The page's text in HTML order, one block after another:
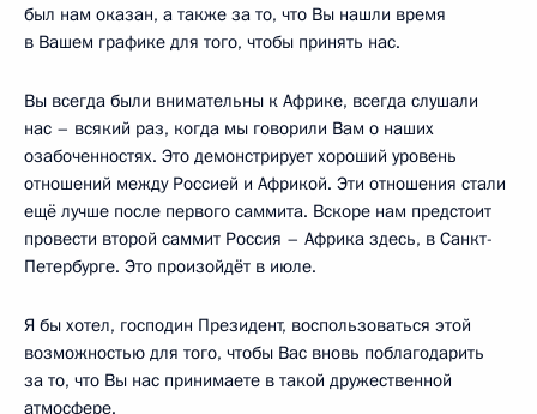
был нам оказан, а также за то, что Вы нашли время
в Вашем графике для того, чтобы принять нас.
Вы всегда были внимательны к Африке, всегда слушали
нас – всякий раз, когда мы говорили Вам о наших
озабоченностях. Это демонстрирует хороший уровень
отношений между Россией и Африкой. Эти отношения стали
ещё лучше после первого саммита. Вскоре нам предстоит
провести второй саммит Россия – Африка здесь, в Санкт-
Петербурге. Это произойдёт в июле.
Я бы хотел, господин Президент, воспользоваться этой
возможностью для того, чтобы Вас вновь поблагодарить
за то, что Вы нас принимаете в такой дружественной
атмосфере.